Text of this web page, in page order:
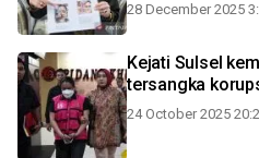
28 December 2025
Kejati Sulsel
tersangka
24 October 2025